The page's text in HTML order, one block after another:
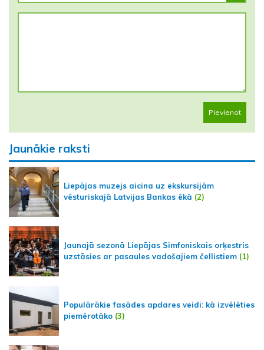
Pievienot
Jaunākie raksti
Liepājas muzejs aicina uz ekskursijām
vēsturiskajā Latvijas Bankas ēkā (2)
Jaunajā sezonā Liepājas Simfoniskais orķestris
uzstāsies ar pasaules vadošajiem čellistiem (1)
Populārākie fasādes apdares veidi: kā izvēlēties
piemērotāko (3)